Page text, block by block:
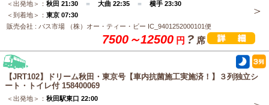
＜出発地＞： 秋田 21:30 ＝ 大曲 22:35 ＝ 横手 23:30
＜到着地＞： 東京 07:30
販売会社 : バス市場 （株）オー・ティー・ビー IC_9401252000101便
7500～12500 円 ? 席
【JRT102】ドリーム秋田・東京号【車内抗菌施工実施済！】３列独立シ
ート・トイレ付 158400069
＜出発地＞： 秋田駅東口 22:00